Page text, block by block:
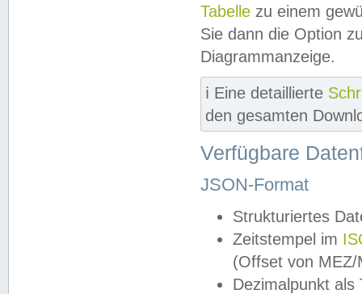
Tabelle zu einem
Sie dann die Option
Diagrammanzeige.
ℹ️ Eine detaillierte
den gesamten
Verfügbare
JSON-Format
Strukturiertes
Zeitstempel im
(Offset von MEZ/
Dezimalpunkt als